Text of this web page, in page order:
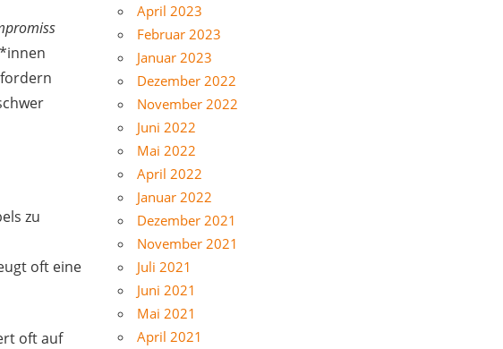
zu
oft eine
oft auf
April 2023
Februar 2023
Januar 2023
Dezember 2022
November 2022
Juni 2022
Mai 2022
April 2022
Januar 2022
Dezember 2021
November 2021
Juli 2021
Juni 2021
Mai 2021
April 2021